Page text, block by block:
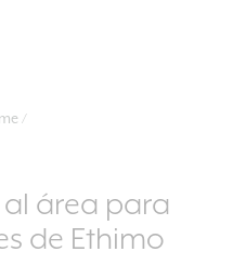
área para
de Ethimo